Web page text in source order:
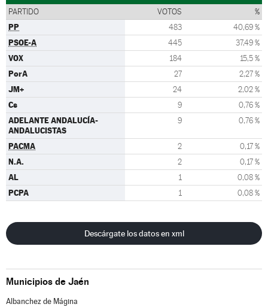
PARTIDO VOTOS %
PP 483 40,69 %
PSOE-A 445 37,49 %
VOX 184 15,5 %
PorA 27 2,27 %
JM+ 24 2,02 %
Cs 9 0,76 %
ADELANTE ANDALUCÍA-
ANDALUCISTAS
9 0,76 %
PACMA 2 0,17 %
N.A. 2 0,17 %
AL 1 0,08 %
PCPA 1 0,08 %
Descárgate los datos en xml
Municipios de Jaén
Albanchez de Mágina